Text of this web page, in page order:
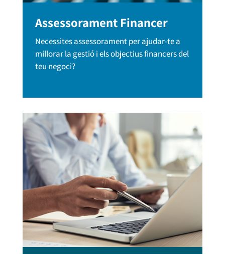
Assessorament Financer
Necessites assessorament per ajudar-te a
millorar la gestió i els objectius financers del
teu negoci?